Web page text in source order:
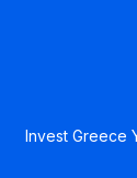
Invest Greece